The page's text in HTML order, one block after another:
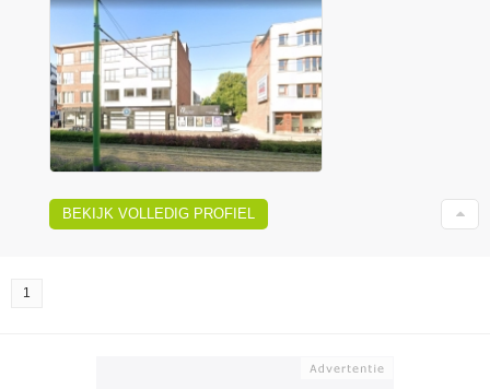
BEKIJK VOLLEDIG PROFIEL
1